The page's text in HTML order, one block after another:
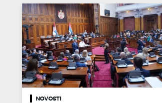
NOVOSTI